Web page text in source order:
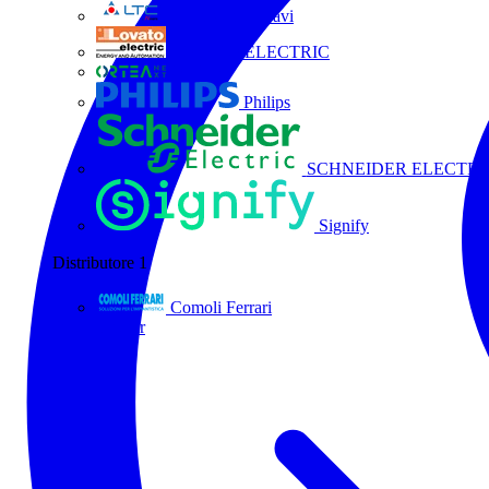
La Triveneta Cavi
LOVATO ELECTRIC
Philips
SCHNEIDER
Signify
Distributore 1
Comoli Ferrari
Tutti i partner